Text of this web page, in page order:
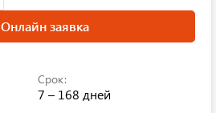
Онлайн заявка
Срок:
7 – 168 дней